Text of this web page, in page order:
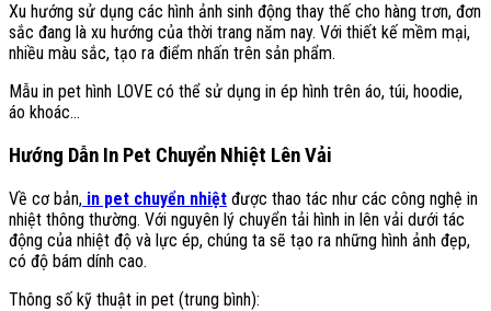
Xu hướng sử dụng các hình ảnh sinh động thay thế cho hàng trơn, đơn
sắc đang là xu hướng của thời trang năm nay. Với thiết kế mềm mại,
nhiều màu sắc, tạo ra điểm nhấn trên sản phẩm.
Mẫu in pet hình LOVE có thể sử dụng in ép hình trên áo, túi, hoodie,
áo khoác…
Hướng Dẫn In Pet Chuyển Nhiệt Lên Vải
Về cơ bản, in pet chuyển nhiệt được thao tác như các công nghệ in
nhiệt thông thường. Với nguyên lý chuyển tải hình in lên vải dưới tác
động của nhiệt độ và lực ép, chúng ta sẽ tạo ra những hình ảnh đẹp,
có độ bám dính cao.
Thông số kỹ thuật in pet (trung bình):